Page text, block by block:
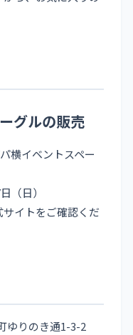
グルの販売
横イベントスペー
（日）
イトをご確認くだ
ゆりのき通1-3-2